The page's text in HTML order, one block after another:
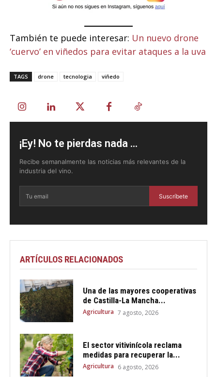
También te puede interesar: Un nuevo drone
‘cuervo’ en viñedos para evitar ataques a la uva
TAGS drone tecnologia viñedo
¡Ey! No te pierdas nada ...
Recibe semanalmente las noticias más relevantes de la
industria del vino.
Suscríbete
ARTÍCULOS RELACIONADOS
Una de las mayores cooperativas
de Castilla-La Mancha...
Agricultura 7 agosto, 2026
El sector vitivinícola reclama
medidas para recuperar la...
Agricultura 6 agosto, 2026